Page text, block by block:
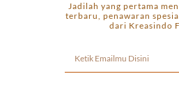
Jadilah yang pertama
terbaru, penawaran
dari Kreasindo